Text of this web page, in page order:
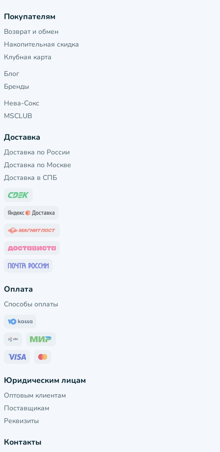
Покупателям
Возврат и обмен
Накопительная скидка
Клубная карта
Блог
Бренды
Нева-Сокс
MSCLUB
Доставка
Доставка по России
Доставка по Москве
Доставка в СПБ
Оплата
Способы оплаты
Юридическим лицам
Оптовым клиентам
Поставщикам
Реквизиты
Контакты